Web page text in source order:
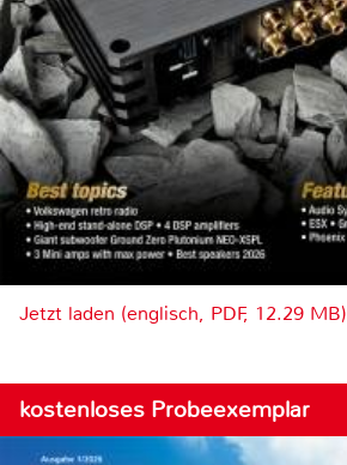
Jetzt laden (englisch, PDF, 12.29 MB)
kostenloses Probeexemplar